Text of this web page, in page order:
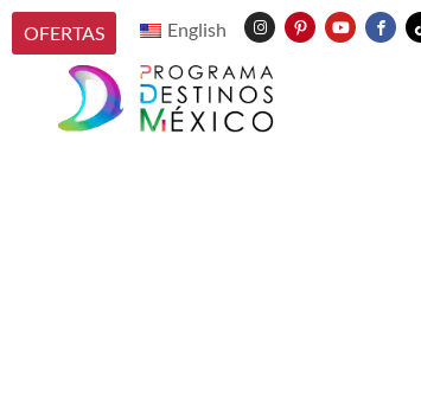
OFERTAS English